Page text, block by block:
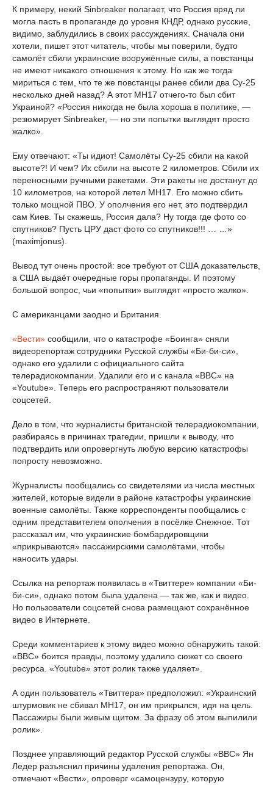
К примеру, некий Sinbreaker полагает, что Россия вряд ли
могла пасть в пропаганде до уровня КНДР, однако русские,
видимо, заблудились в своих рассуждениях. Сначала они
хотели, пишет этот читатель, чтобы мы поверили, будто
самолёт сбили украинские вооружённые силы, а повстанцы
не имеют никакого отношения к этому. Но как же тогда
мириться с тем, что те же повстанцы ранее сбили два Су-25
несколько дней назад? А этот MH17 отчего-то был сбит
Украиной? «Россия никогда не была хороша в политике, —
резюмирует Sinbreaker, — но эти попытки выглядят просто
жалко».
Ему отвечают: «Ты идиот! Самолёты Су-25 сбили на какой
высоте?! И чем? Их сбили на высоте 2 километров. Сбили их
переносными ручными ракетами. Эти ракеты не достанут до
10 километров, на которой летел MH17. Его можно сбить
только мощной ПВО. У ополчения его нет, это подтвердил
сам Киев. Ты скажешь, Россия дала? Ну тогда где фото со
спутников? Пусть ЦРУ даст фото со спутников!!! … …»
(maximjonus).
Вывод тут очень простой: все требуют от США доказательств,
а США выдаёт очередные горы пропаганды. И поэтому
большой вопрос, чьи «попытки» выглядят «просто жалко».
С американцами заодно и Британия.
«Вести» сообщили, что о катастрофе «Боинга» сняли
видеорепортаж сотрудники Русской службы «Би-би-си»,
однако его удалили с официального сайта
телерадиокомпании. Удалили его и с канала «BBC» на
«Youtube». Теперь его распространяют пользователи
соцсетей.
Дело в том, что журналисты британской телерадиокомпании,
разбираясь в причинах трагедии, пришли к выводу, что
подтвердить или опровергнуть любую версию катастрофы
попросту невозможно.
Журналисты пообщались со свидетелями из числа местных
жителей, которые видели в районе катастрофы украинские
военные самолёты. Также корреспонденты пообщались с
одним представителем ополчения в посёлке Снежное. Тот
рассказал им, что украинские бомбардировщики
«прикрываются» пассажирскими самолётами, чтобы
наносить удары.
Ссылка на репортаж появилась в «Твиттере» компании «Би-
би-си», однако потом была удалена — так же, как и видео.
Но пользователи соцсетей снова размещают сохранённое
видео в Интернете.
Среди комментариев к этому видео можно обнаружить такой:
«BBC» боится правды, поэтому удалило сюжет со своего
ресурса. «Youtube» этот ролик также удаляет».
А один пользователь «Твиттера» предположил: «Украинский
штурмовик не сбивал MH17, он им прикрылся, идя на цель.
Пассажиры были живым щитом. За фразу об этом выпилили
ролик».
Позднее управляющий редактор Русской службы «BBC» Ян
Ледер разъяснил причины удаления репортажа. Он,
отмечают «Вести», опроверг «самоцензуру, которую